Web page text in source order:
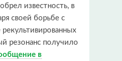
известность, в
своей борьбе с
резонанс получило
в